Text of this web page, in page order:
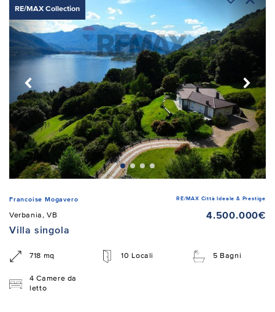
RE/MAX Collection
Francoise Mogavero RE/MAX Città Ideale & Prestige
Verbania, VB
4.500.000€
Villa singola
718 mq 10 Locali 5 Bagni
4 Camere da
letto